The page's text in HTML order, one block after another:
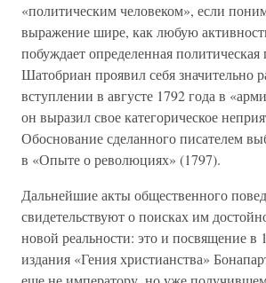
«политическим человеком», если
выражение шире, как любую
побуждает определенная политическая
Шатобриан проявил себя значительно
вступлении в августе 1792 года в
он выразил свое категорическое
Обоснование сделанного писателем
в «Опыте о революциях» (1797).
Дальнейшие акты общественного
свидетельствуют о поисках им
новой реальности: это и посвящение в
издания «Гения христианства»